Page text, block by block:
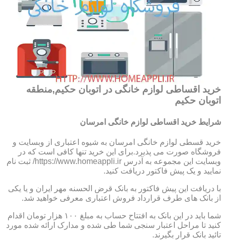
خرید اقساطی لوازم خانگی در اتوبان حکیم,منطقه
اتوبان حکیم
شرایط خرید اقساطی لوازم خانگی امرسان
خرید قسطی لوازم خانگی امرسان به شیوه اعتباری از وبسایت و
فروشگاه صورت می پذیرد.برای این خرید تنها کافی است که در
وبسایت این مجموعه به آدرس https://www.homeappli.ir/ ثبت نام
نمایید و یک پیش فاکتور دریافت کنید.
با دریافت این پیش فاکتور به بانک قرض الحسنه مهر ایران و یا یکی
از بانک های طرف قرارداد فروش اعتباری معرفی خواهید شد.
شما باید در این بانک به افتتاح حساب به مبلغ ۱۰۰ هزار تومان اقدام
کنید تا مراحل اعتبار سنجی شما طی شده و مدارک ارائه شده مورد
تائید بانک قرار بگیرند.